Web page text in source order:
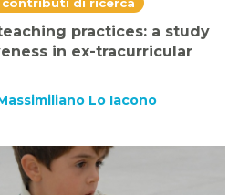
contributi di ricerca
practices: a study
in ex-tracurricular
Lo Iacono